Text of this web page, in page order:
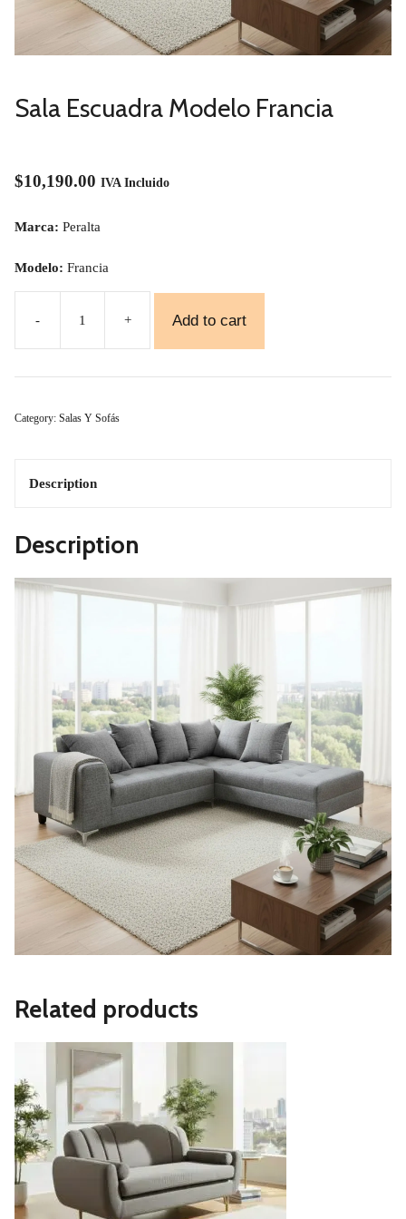
Sala Escuadra Modelo Francia
$10,190.00 IVA Incluido
Marca: Peralta
Modelo: Francia
-
+ Add to cart
Category: Salas Y Sofás
Description
Description
Related products